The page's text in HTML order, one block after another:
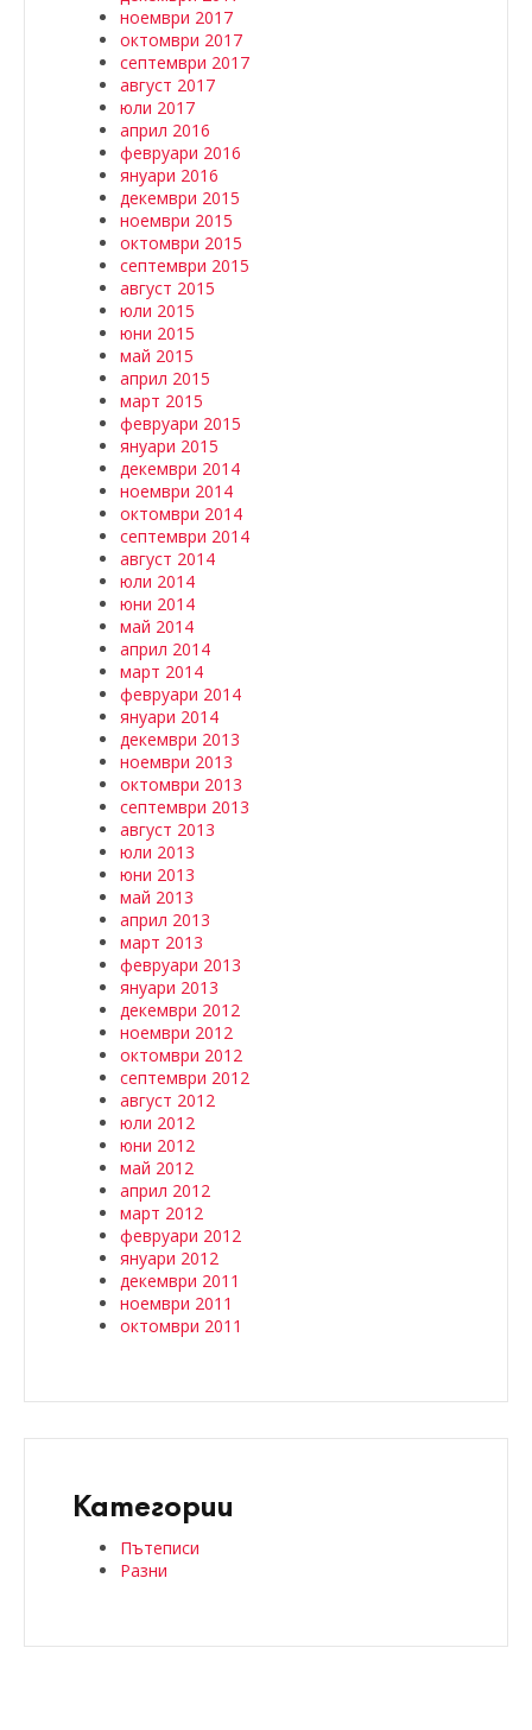
ноември 2017
октомври 2017
септември 2017
август 2017
юли 2017
април 2016
февруари 2016
януари 2016
декември 2015
ноември 2015
октомври 2015
септември 2015
август 2015
юли 2015
юни 2015
май 2015
април 2015
март 2015
февруари 2015
януари 2015
декември 2014
ноември 2014
октомври 2014
септември 2014
август 2014
юли 2014
юни 2014
май 2014
април 2014
март 2014
февруари 2014
януари 2014
декември 2013
ноември 2013
октомври 2013
септември 2013
август 2013
юли 2013
юни 2013
май 2013
април 2013
март 2013
февруари 2013
януари 2013
декември 2012
ноември 2012
октомври 2012
септември 2012
август 2012
юли 2012
юни 2012
май 2012
април 2012
март 2012
февруари 2012
януари 2012
декември 2011
ноември 2011
октомври 2011
Категории
Пътеписи
Разни